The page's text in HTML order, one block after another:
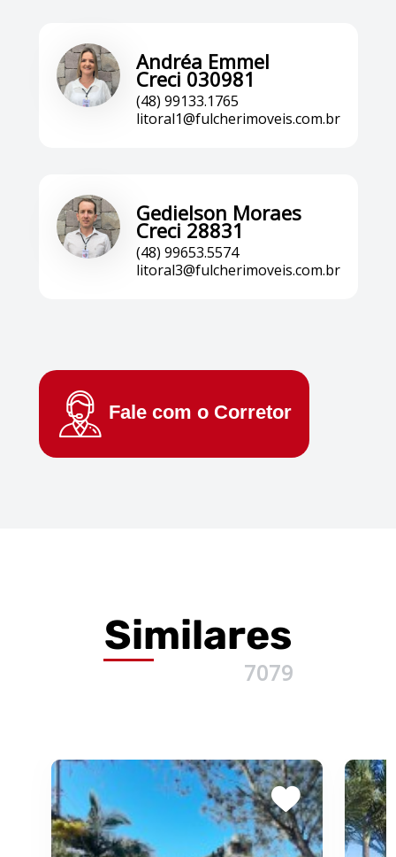
Andréa Emmel
Creci 030981
(48) 99133.1765
litoral1@fulcherimoveis.com.br
Gedielson Moraes
Creci 28831
(48) 99653.5574
litoral3@fulcherimoveis.com.br
Fale com o Corretor
Similares
7079